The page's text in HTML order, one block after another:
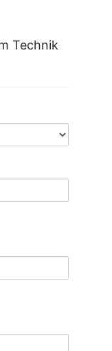
Technik